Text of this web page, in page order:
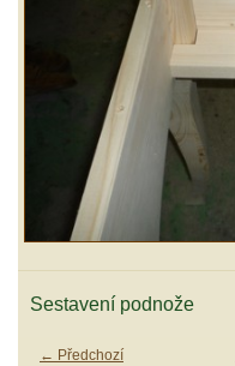
Sestavení podnože
← Předchozí